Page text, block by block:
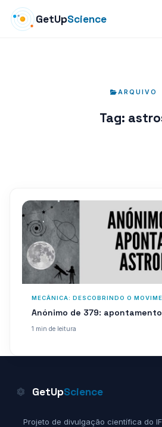
GetUpScience
ARQUIVO
Tag:
MECÂNICA: DESCOBRINDO O
Anónimo de 379:
1 min de leitura
GetUpScience
Projeto de divulgação científica do